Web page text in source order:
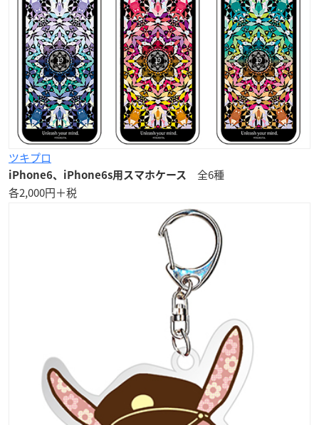
ツキプロ
iPhone6、iPhone6s用スマホケース
全6種
各2,000円＋税